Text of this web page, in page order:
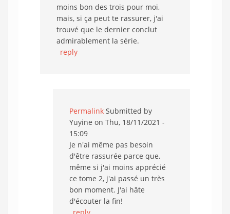
moins bon des trois pour moi,
mais, si ça peut te rassurer, j'ai
trouvé que le dernier conclut
admirablement la série.
reply
Permalink Submitted by
Yuyine on Thu, 18/11/2021 -
15:09
Je n'ai même pas besoin
d'être rassurée parce que,
même si j'ai moins apprécié
ce tome 2, j'ai passé un très
bon moment. J'ai hâte
d'écouter la fin!